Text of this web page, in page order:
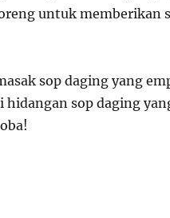
untuk memberikan
sop daging yang
sop daging